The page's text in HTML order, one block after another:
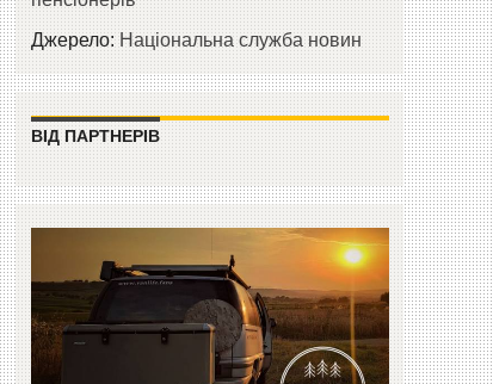
Джерело:Національна служба новин
ВІД ПАРТНЕРІВ